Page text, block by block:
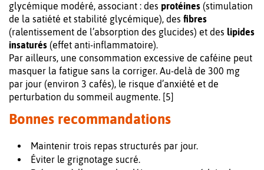
glycémique modéré, associant : des protéines (stimulation
de la satiété et stabilité glycémique), des fibres
(ralentissement de l’absorption des glucides) et des lipides
insaturés (effet anti-inflammatoire).
Par ailleurs, une consommation excessive de caféine peut
masquer la fatigue sans la corriger. Au-delà de 300 mg
par jour (environ 3 cafés), le risque d’anxiété et de
perturbation du sommeil augmente. [5]
Bonnes recommandations
Maintenir trois repas structurés par jour.
Éviter le grignotage sucré.